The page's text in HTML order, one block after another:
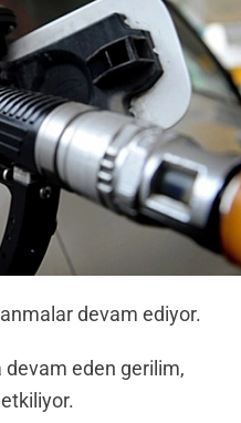
devam ediyor.
devam eden gerilim,